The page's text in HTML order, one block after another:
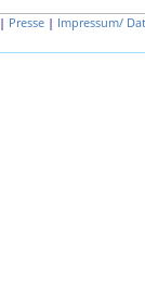
| Presse | Impressum/